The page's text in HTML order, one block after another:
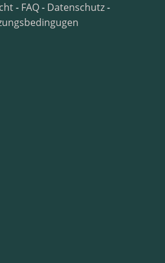
- FAQ- Datenschutz-